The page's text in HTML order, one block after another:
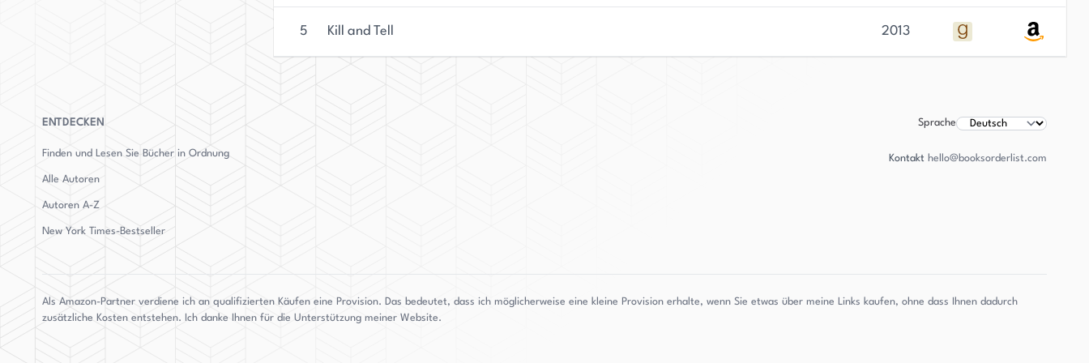
5 Kill and Tell 2013
ENTDECKEN
Finden und Lesen Sie Bücher in Ordnung
Alle Autoren
Autoren A-Z
New York Times-Bestseller
Sprache
Kontakt hello@booksorderlist.com
Als Amazon-Partner verdiene ich an qualifizierten Käufen eine Provision. Das bedeutet, dass ich möglicherweise eine kleine Provision erhalte, wenn Sie etwas über meine Links kaufen, ohne dass Ihnen dadurch
zusätzliche Kosten entstehen. Ich danke Ihnen für die Unterstützung meiner Website.